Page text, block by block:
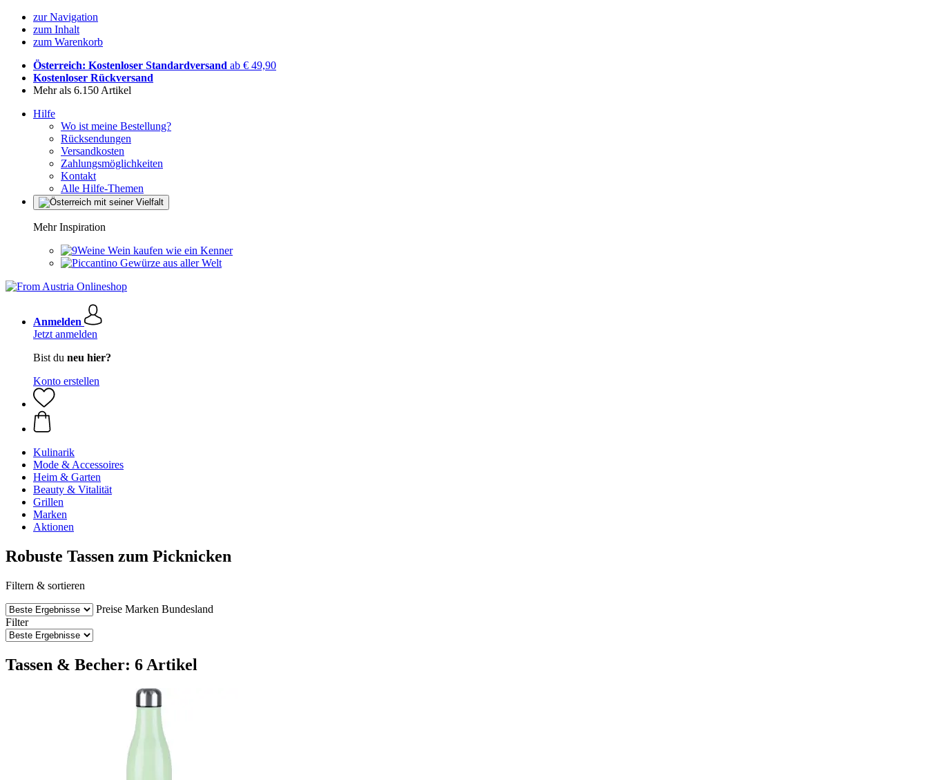
zur Navigation
zum Inhalt
zum Warenkorb
Österreich: Kostenloser Standardversand ab € 49,90
Kostenloser Rückversand
Mehr als 6.150 Artikel
Hilfe
Wo ist meine Bestellung?
Rücksendungen
Versandkosten
Zahlungsmöglichkeiten
Kontakt
Alle Hilfe-Themen
Mehr Inspiration
Wein kaufen wie ein Kenner
Gewürze aus aller Welt
Anmelden
Jetzt anmelden
Bist du neu hier?
Konto erstellen
Kulinarik
Mode & Accessoires
Heim & Garten
Beauty & Vitalität
Grillen
Marken
Aktionen
Robuste Tassen zum Picknicken
Filtern & sortieren
Preise Marken Bundesland
Filter
Tassen & Becher: 6 Artikel